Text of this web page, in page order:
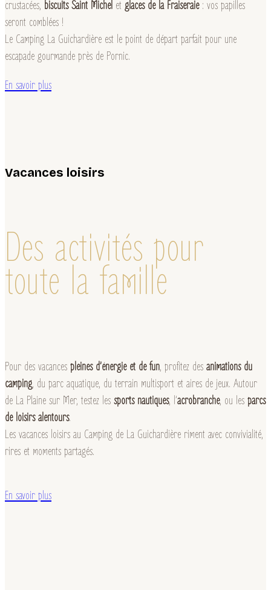
crustacées, biscuits Saint Michel et glaces de la Fraiseraie: vos papilles
seront comblées !
Le Camping La Guichardière est le point de départ parfait pour une
escapade gourmande près de Pornic.
En savoir plus
Vacances loisirs
Des activités pour
toute la famille
Pour des vacances pleines d’énergie et de fun, profitez des animations du
camping, du parc aquatique, du terrain multisport et aires de jeux. Autour
de La Plaine sur Mer, testez les sports nautiques, l’acrobranche, ou les parcs
de loisirs alentours.
Les vacances loisirs au Camping de La Guichardière riment avec convivialité,
rires et moments partagés.
En savoir plus